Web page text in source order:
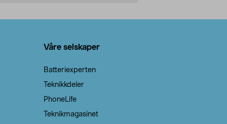
Våre selskaper
Batteriexperten
Teknikkdeler
PhoneLife
Teknikmagasinet